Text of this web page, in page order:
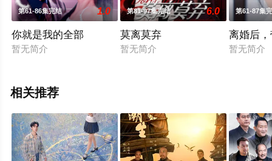
第61-86集完结 1.0
你就是我的全部
暂无简介
第81-97集完结 6.0
莫离莫弃
暂无简介
第61-87集
离婚后
暂无简介
相关推荐